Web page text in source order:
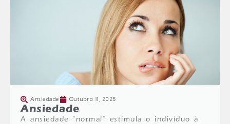
Ansiedade Outubro 11, 2025
Ansiedade
A ansiedade “normal” estimula o indivíduo à